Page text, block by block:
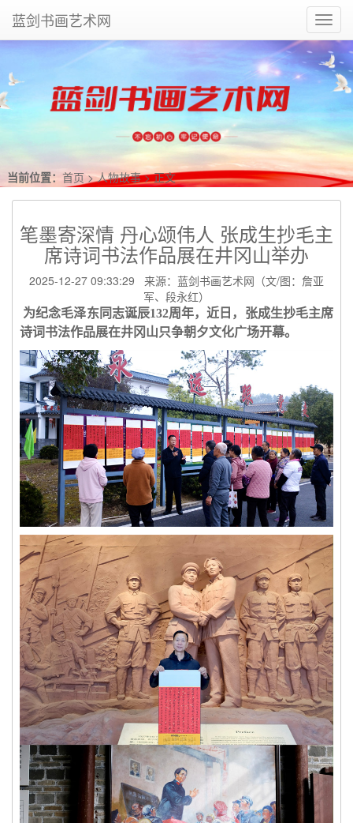
蓝剑书画艺术网
当前位置： 首页>人物故事> 正文
笔墨寄深情 丹心颂伟人 张成生抄毛主
席诗词书法作品展在井冈山举办
2025-12-27 09:33:29 来源：蓝剑书画艺术网（文/图：詹亚
军、段永红）
为纪念毛泽东同志诞辰132周年，近日，张成生抄毛主席
诗词书法作品展在井冈山只争朝夕文化广场开幕。